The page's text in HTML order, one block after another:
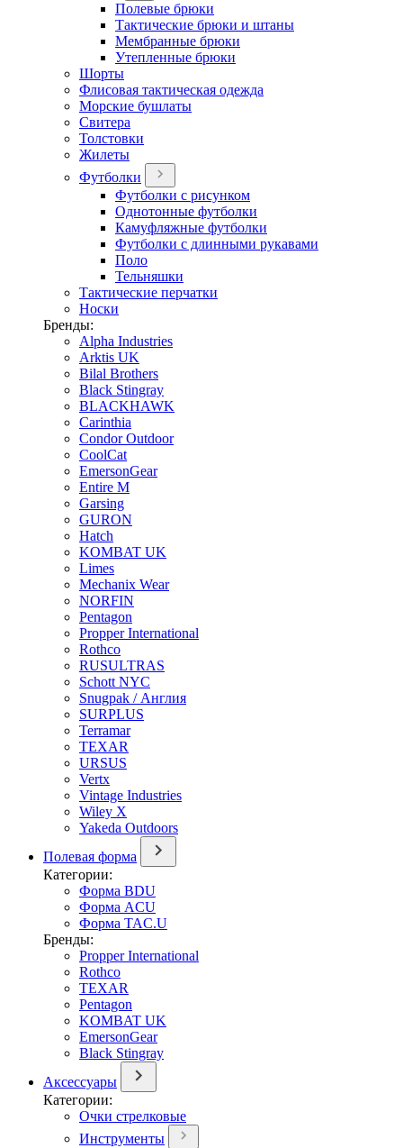
Полевые брюки
Тактические брюки и штаны
Мембранные брюки
Утепленные брюки
Шорты
Флисовая тактическая одежда
Морские бушлаты
Свитера
Толстовки
Жилеты
Футболки
Футболки с рисунком
Однотонные футболки
Камуфляжные футболки
Футболки с длинными рукавами
Поло
Тельняшки
Тактические перчатки
Носки
Бренды:
Alpha Industries
Arktis UK
Bilal Brothers
Black Stingray
BLACKHAWK
Carinthia
Condor Outdoor
CoolCat
EmersonGear
Entire M
Garsing
GURON
Hatch
KOMBAT UK
Limes
Mechanix Wear
NORFIN
Pentagon
Propper International
Rothco
RUSULTRAS
Schott NYC
Snugpak / Англия
SURPLUS
Terramar
TEXAR
URSUS
Vertx
Vintage Industries
Wiley X
Yakeda Outdoors
Полевая форма
Категории:
Форма BDU
Форма ACU
Форма TAC.U
Бренды:
Propper International
Rothco
TEXAR
Pentagon
KOMBAT UK
EmersonGear
Black Stingray
Аксессуары
Категории:
Очки стрелковые
Инструменты